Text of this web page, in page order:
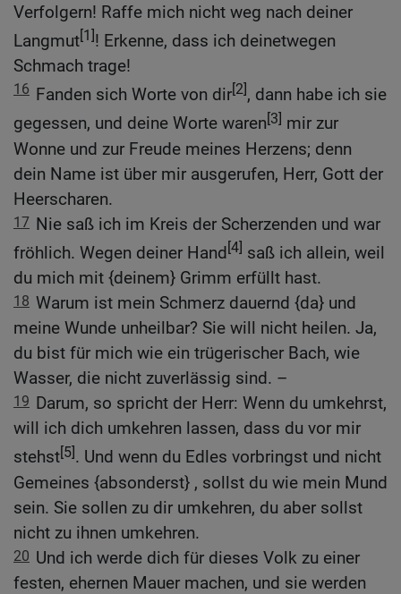
Verfolgern! Raffe mich nicht weg nach deiner
Langmut[1]! Erkenne, dass ich deinetwegen
Schmach trage!
16 Fanden sich Worte von dir[2], dann habe ich sie
gegessen, und deine Worte waren[3] mir zur
Wonne und zur Freude meines Herzens; denn
dein Name ist über mir ausgerufen, Herr, Gott der
Heerscharen.
17 Nie saß ich im Kreis der Scherzenden und war
fröhlich. Wegen deiner Hand[4] saß ich allein, weil
du mich mit {deinem} Grimm erfüllt hast.
18 Warum ist mein Schmerz dauernd {da} und
meine Wunde unheilbar? Sie will nicht heilen. Ja,
du bist für mich wie ein trügerischer Bach, wie
Wasser, die nicht zuverlässig sind. –
19 Darum, so spricht der Herr: Wenn du umkehrst,
will ich dich umkehren lassen, dass du vor mir
stehst[5]. Und wenn du Edles vorbringst und nicht
Gemeines {absonderst} , sollst du wie mein Mund
sein. Sie sollen zu dir umkehren, du aber sollst
nicht zu ihnen umkehren.
20 Und ich werde dich für dieses Volk zu einer
festen, ehernen Mauer machen, und sie werden